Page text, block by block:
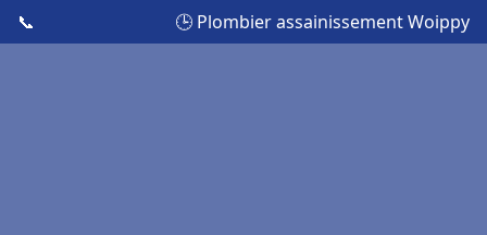
📞 🕒 Plombier assainissement Woippy